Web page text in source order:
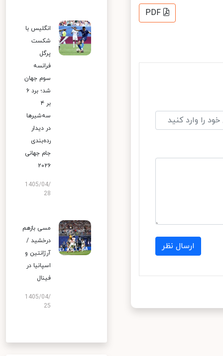
PDF
ارسال نظر
انگلیس با
شکست
پرگل
فرانسه
سوم جهان
شد؛ برد ۶
بر ۴
سه‌شیرها
در دیدار
رده‌بندی
جام جهانی
۲۰۲۶
1405/04/
28
مسی بازهم
درخشید /
آرژانتین و
اسپانیا در
فینال
1405/04/
25